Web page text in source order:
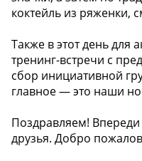
коктейль из ряженки,
Также в этот день для
тренинг-встречи с
сбор инициативной
главное — это наши
Поздравляем!
друзья. Добро